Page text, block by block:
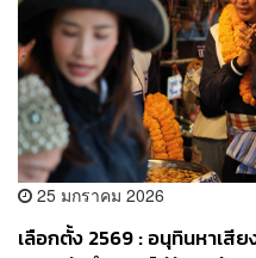
25 มกราคม 2026
เลือกตั้ง 2569 : อนุทินหาเสี